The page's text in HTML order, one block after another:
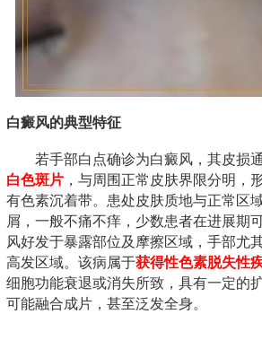
白癜风的典型特征
若手部白点确诊为白癜风，其皮损
白色斑片 ，与周围正常皮肤界限分明，
有色素沉着带。患处皮肤质地与正常区
屑，一般不痛不痒，少数患者在进展期
风好发于暴露部位及摩擦区域，手部尤
高发区域。该病属于获得性色素脱失性
细胞功能衰退或消失所致，具有一定的
可能融合成片，甚至泛发全身。